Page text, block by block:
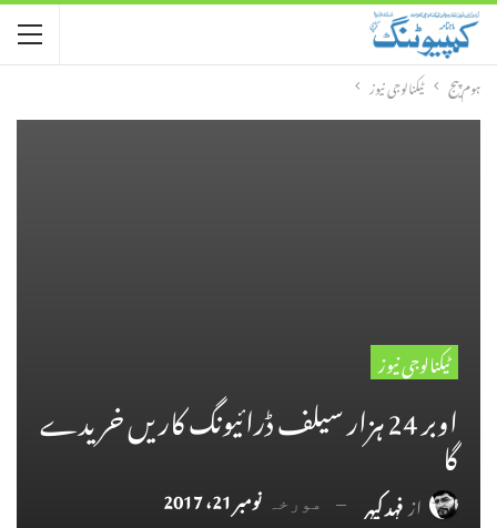
ہوم پیج ٹیکنالوجی نیوز
ٹیکنالوجی نیوز
اوبر 24 ہزار سیلف ڈرائیونگ کاریں خریدے
گا
ازفہد کیہر مورخہ نومبر 21، 2017